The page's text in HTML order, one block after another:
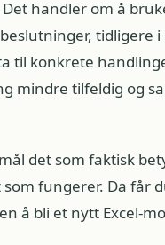
handler om å
tidligere
til konkrete
mindre tilfeldig og
det som faktisk
fungerer. Da får
å bli et nytt Excel-